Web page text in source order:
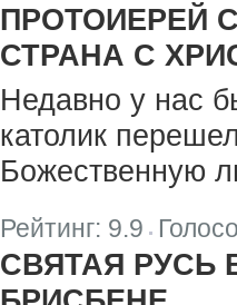
ПРОТОИЕРЕЙ
СТРАНА С
Недавно у нас
католик
Божественную
Рейтинг: 9.9 |
СВЯТАЯ РУСЬ